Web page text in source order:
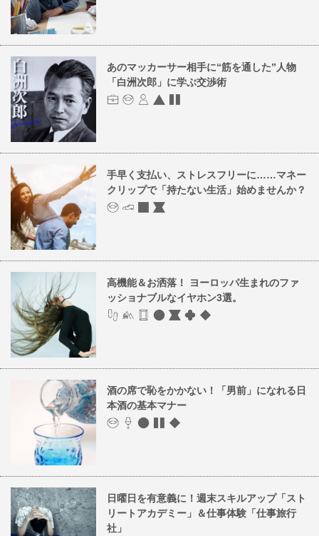
あのマッカーサー相手に“筋を通した”人物
「白洲次郎」に学ぶ交渉術
手早く支払い、ストレスフリーに……マネー
クリップで「持たない生活」始めませんか？
高機能＆お洒落！ ヨーロッパ生まれのファ
ッショナブルなイヤホン3選。
酒の席で恥をかかない！「男前」になれる日
本酒の基本マナー
日曜日を有意義に！週末スキルアップ「スト
リートアカデミー」＆仕事体験「仕事旅行
社」